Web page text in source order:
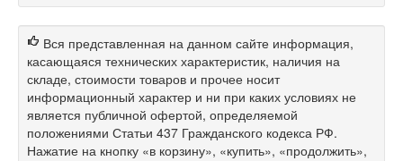
Вся представленная на данном сайте информация,
касающаяся технических характеристик, наличия на
складе, стоимости товаров и прочее носит
информационный характер и ни при каких условиях не
является публичной офертой, определяемой
положениями Статьи 437 Гражданского кодекса РФ.
Нажатие на кнопку «в корзину», «купить», «продолжить»,